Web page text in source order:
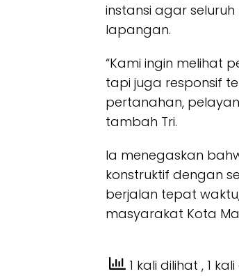
instansi agar
lapangan.
“Kami ingin melihat
tapi juga responsif
pertanahan,
tambah Tri.
Ia menegaskan
konstruktif dengan
berjalan tepat
masyarakat Kota
1 kali dilihat , 1